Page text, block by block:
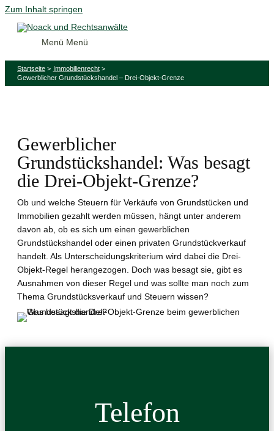
Zum Inhalt springen
Menü Menü
Startseite
Immobilienrecht
Gewerblicher Grundstückshandel – Drei-Objekt-Grenze
Gewerblicher
Grundstückshandel: Was besagt
die Drei-Objekt-Grenze?
Ob und welche Steuern für Verkäufe von Grundstücken und
Immobilien gezahlt werden müssen, hängt unter anderem
davon ab, ob es sich um einen gewerblichen
Grundstückshandel oder einen privaten Grundstückverkauf
handelt. Als Unterscheidungskriterium wird dabei die Drei-
Objekt-Regel herangezogen. Doch was besagt sie, gibt es
Ausnahmen von dieser Regel und was sollte man noch zum
Thema Grundstücksverkauf und Steuern wissen?
Telefon